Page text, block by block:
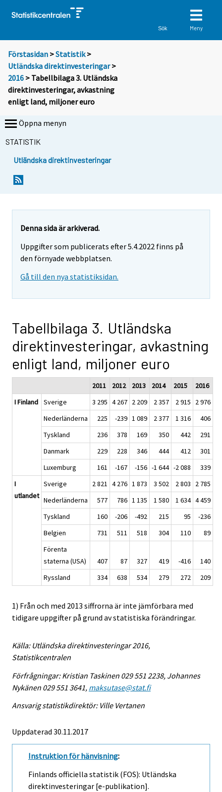
Sök Meny
Förstasidan >Statistik >
Utländska direktinvesteringar>
2016 > Tabellbilaga 3. Utländska
direktinvesteringar, avkastning
enligt land, miljoner euro
Öppna menyn
STATISTIK
Utländska direktinvesteringar
Denna sida är arkiverad.
Uppgifter som publicerats efter 5.4.2022 finns på
den förnyade webbplatsen.
Gå till den nya statistiksidan.
Tabellbilaga 3. Utländska
direktinvesteringar, avkastning
enligt land, miljoner euro
2011 2012 2013 2014 2015
2016
I Finland
Sverige 3 295 4 267 2 209 2 357 2 915
2 976
Nederländerna
225 -239 1 089 2 377 1 316
406
Tyskland
236 378 169 350 442
291
Danmark
229 228 346 444 412
301
Luxemburg
161 -167 -156 -1 644 -2 088
339
I
utlandet
Sverige 2 821 4 276 1 873 3 502 2 803
2 785
Nederländerna
577 786 1 135 1 580 1 634 4 459
Tyskland
160 -206 -492 215 95
-236
Belgien
731 511 518 304 110
89
Förenta
staterna (USA)
407 87 327 419 -416
140
Ryssland
334 638 534 279 272 209
1) Från och med 2013 siffrorna är inte jämförbara med
tidigare uppgifter på grund av statistiska förändringar.
Källa: Utländska direktinvesteringar 2016,
Statistikcentralen
Förfrågningar: Kristian Taskinen 029 551 2238, Johannes
Nykänen 029 551 3641, maksutase@stat.fi
Ansvarig statistikdirektör: Ville Vertanen
Uppdaterad 30.11.2017
Instruktion för hänvisning:
Finlands officiella statistik (FOS): Utländska
direktinvesteringar [e-publikation].